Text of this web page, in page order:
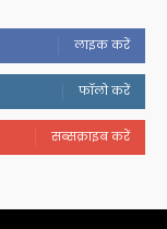
लाइक करें
फॉलो करें
सब्सक्राइब करें